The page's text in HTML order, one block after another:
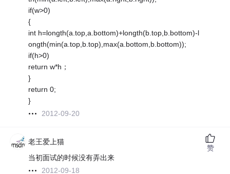
if(w>0)
{
int h=longth(a.top,a.bottom)+longth(b.top,b.bottom)-l
ongth(min(a.top,b.top),max(a.bottom,b.bottom));
if(h>0)
return w*h；
}
return 0;
}
2012-09-20
老王爱上猫
当初面试的时候没有弄出来
2012-09-18
赞